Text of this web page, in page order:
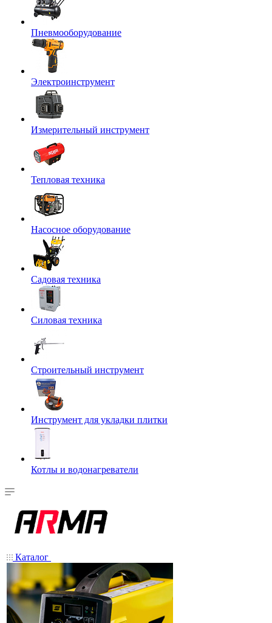
Пневмооборудование
Электроинструмент
Измерительный инструмент
Тепловая техника
Насосное оборудование
Садовая техника
Силовая техника
Строительный инструмент
Инструмент для укладки плитки
Котлы и водонагреватели
Каталог